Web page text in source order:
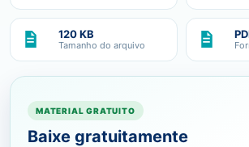
120 KB
Tamanho do arquivo
MATERIAL GRATUITO
Baixe gratuitamente